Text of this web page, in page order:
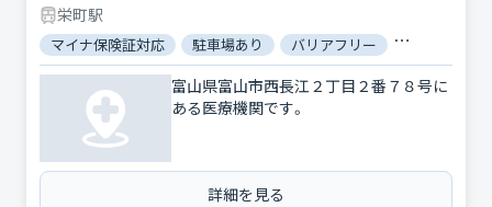
栄町駅
マイナ保険証対応 駐車場あり バリアフリー 対応言語：英
富山県富山市西長江２丁目２番７８号に
ある医療機関です。
詳細を見る